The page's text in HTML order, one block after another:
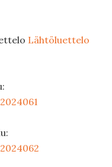
Lähtöluettelo